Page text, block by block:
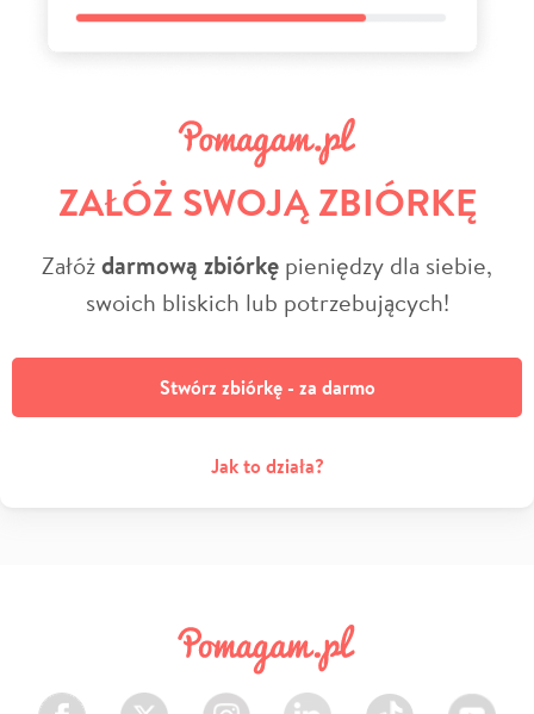
ZAŁÓŻ SWOJĄ ZBIÓRKĘ
Załóżdarmową zbiórkę pieniędzy dla siebie,
swoich bliskich lub potrzebujących!
Stwórz zbiórkę - za darmo
Jak to działa?
Facebook Twitter Instagram LinkedIn TikTok Youtube